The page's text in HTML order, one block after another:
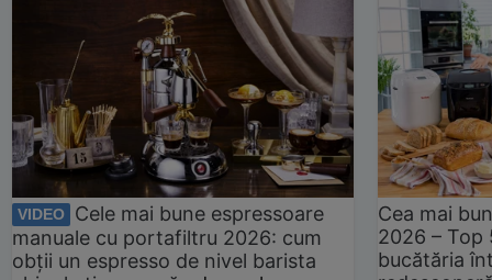
VIDEO
Cele mai bune espressoare
manuale cu portafiltru 2026: cum
obții un espresso de nivel barista
Cea mai
2026 –
bucătăria